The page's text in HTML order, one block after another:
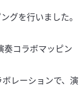
グを行いました。
奏コラボマッピン
レーションで、演